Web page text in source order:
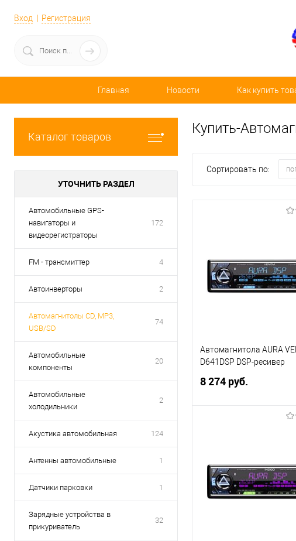
Вход Регистрация
Главная Новости Как купить
Каталог товаров
УТОЧНИТЬ РАЗДЕЛ
Автомобильные GPS-
навигаторы и
видеорегистраторы
172
FM - трансмиттер 4
Автоинверторы 2
Автомагнитолы СD, MP3,
USB/SD
74
Автомобильные
компоненты
20
Автомобильные
холодильники
2
Акустика автомобильная 124
Антенны автомобильные 1
Датчики парковки 1
Зарядные устройства в
прикуриватель
32
Купить-
Сортировать по:
Автомагнитола AURA
D641DSP DSP-ресивер
8 274 руб.
В избранное